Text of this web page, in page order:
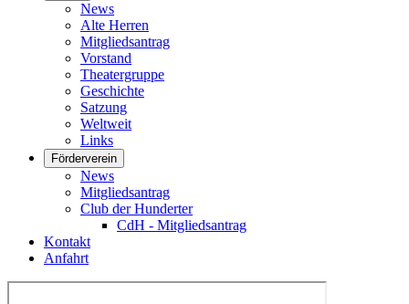
News
Alte Herren
Mitgliedsantrag
Vorstand
Theatergruppe
Geschichte
Satzung
Weltweit
Links
Förderverein
News
Mitgliedsantrag
Club der Hunderter
CdH - Mitgliedsantrag
Kontakt
Anfahrt